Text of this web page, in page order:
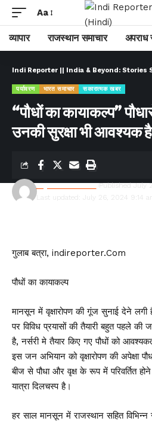
Aa
व्यापार राजस्थान समाचार अपराध
Indi Reporter || India & Beyond: Stories
पर्यावरण भारत समाचार सकारात्मक खबर
“पौधों का कायाकल्प”
उनकी सुरक्षा भी आवश्यक है
Last updated: July 26, 2024 9:14
Rajesh Kumawat Published July
गुलाब बत्रा, indireporter.Com
पौधों का कायाकल्प
मानसून में वृक्षारोपण की गूंज सुनाई देने लगी
पर विविध प्रयासों की तैयारी बहुत पहले की
है, नर्सरी मे तैयार किए गए पौधों को
इस जन अभियान को वृक्षारोपण की अपेक्षा
बीज से पौधा और वृक्ष के रूप में परिवर्तित
यात्रा दिलचस्प है।
हर साल मानसून में राजस्थान सहित विभिन्न